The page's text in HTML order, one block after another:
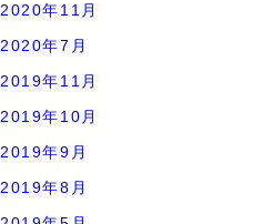
2020年11月
2020年7月
2019年11月
2019年10月
2019年9月
2019年8月